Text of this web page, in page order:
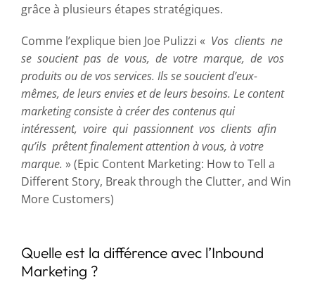
grâce à plusieurs étapes stratégiques.
Comme l’explique bien Joe Pulizzi « Vos clients ne
se soucient pas de vous, de votre marque, de vos
produits ou de vos services. Ils se soucient d’eux-
mêmes, de leurs envies et de leurs besoins. Le content
marketing consiste à créer des contenus qui
intéressent, voire qui passionnent vos clients afin
qu’ils prêtent finalement attention à vous, à votre
marque. » (Epic Content Marketing: How to Tell a
Different Story, Break through the Clutter, and Win
More Customers)
Quelle est la différence avec l’Inbound
Marketing ?